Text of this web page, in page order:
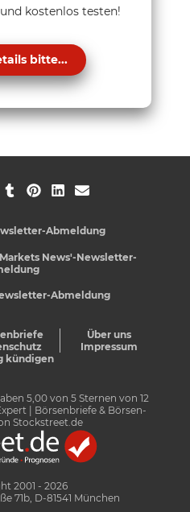
kostenlos testen!
bitte...
Abmeldung
News'-Newsletter-
Abmeldung
Über uns
Impressum
kündigen
5,00von 5Sternen von 12
| Börsenbriefe & Börsen-
Stockstreet.de
2001 - 2026
71b, D-81541 München